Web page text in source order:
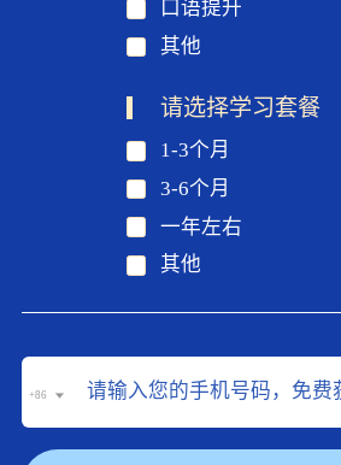
口语提升
其他
请选择学习套餐
1-3个月
3-6个月
一年左右
其他
+86